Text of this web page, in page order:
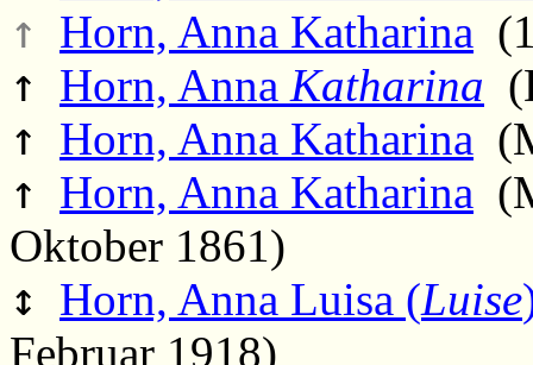
↑ Horn, Anna Katharina
↑ Horn, Anna Katharina
↑ Horn, Anna Katharina
↑ Horn, Anna Katharina
Oktober 1861)
↕ Horn, Anna Luisa (Luise
Februar 1918)